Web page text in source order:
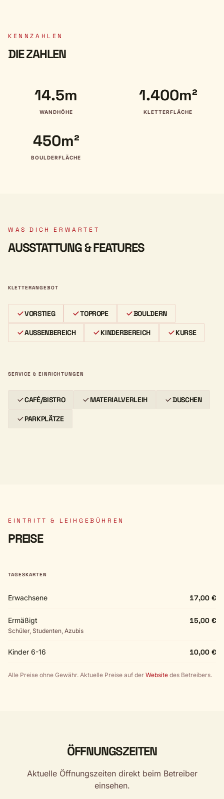
KENNZAHLEN
DIE ZAHLEN
14.5m
WANDHÖHE
1.400m²
KLETTERFLÄCHE
450m²
BOULDERFLÄCHE
WAS DICH ERWARTET
AUSSTATTUNG & FEATURES
KLETTERANGEBOT
VORSTIEG TOPROPE BOULDERN
AUSSENBEREICH KINDERBEREICH KURSE
SERVICE & EINRICHTUNGEN
CAFÉ/BISTRO MATERIALVERLEIH DUSCHEN
PARKPLÄTZE
EINTRITT & LEIHGEBÜHREN
PREISE
TAGESKARTEN
Erwachsene 17,00 €
Ermäßigt
Schüler, Studenten, Azubis
15,00 €
Kinder 6-16 10,00 €
Alle Preise ohne Gewähr. Aktuelle Preise auf der Website des Betreibers.
ÖFFNUNGSZEITEN
Aktuelle Öffnungszeiten direkt beim Betreiber
einsehen.